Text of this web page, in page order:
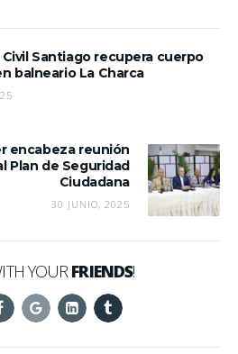
Santiago recupera cuerpo
balneario La Charca
encabeza reunión
Plan de Seguridad
Ciudadana
30 JUNIO, 2025
YOUR FRIENDS!